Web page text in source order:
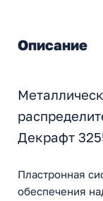
Описание
Декрафт
Пластронная
обеспечения